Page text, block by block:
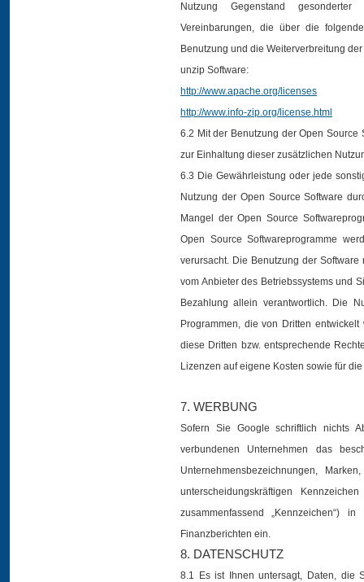
Nutzung Gegenstand gesonderter
Vereinbarungen, die über die
Benutzung und die Weiterverbreitung
unzip Software:
http://www.apache.org/licenses
http://www.info-zip.org/license.html
6.2 Mit der Benutzung der Open
zur Einhaltung dieser zusätzlichen
6.3 Die Gewährleistung oder jede
Nutzung der Open Source Software
Mangel der Open Source
Open Source Softwareprogramme
verursacht. Die Benutzung der
vom Anbieter des Betriebssystems und
Bezahlung allein verantwortlich. Die
Programmen, die von Dritten
diese Dritten bzw. entsprechende
Lizenzen auf eigene Kosten sowie für
7. WERBUNG
Sofern Sie Google schriftlich nichts
verbundenen Unternehmen das
Unternehmensbezeichnungen,
unterscheidungskräftigen
zusammenfassend „Kennzeichen“)
Finanzberichten ein.
8. DATENSCHUTZ
8.1 Es ist Ihnen untersagt, Daten, die